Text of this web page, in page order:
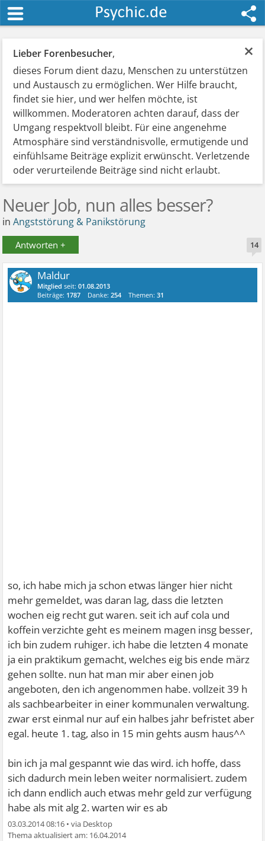
×
Lieber Forenbesucher,
dieses Forum dient dazu, Menschen zu unterstützen
und Austausch zu ermöglichen. Wer Hilfe braucht,
findet sie hier, und wer helfen möchte, ist
willkommen. Moderatoren achten darauf, dass der
Umgang respektvoll bleibt. Für eine angenehme
Atmosphäre sind verständnisvolle, ermutigende und
einfühlsame Beiträge explizit erwünscht. Verletzende
oder verurteilende Beiträge sind nicht erlaubt.
Neuer Job, nun alles besser?
inAngststörung & Panikstörung
Antworten + 14
Maldur
Mitglied seit:01.08.2013
Beiträge: 1787 Danke:254 Themen:31
so, ich habe mich ja schon etwas länger hier nicht
mehr gemeldet, was daran lag, dass die letzten
wochen eig recht gut waren. seit ich auf cola und
koffein verzichte geht es meinem magen insg besser,
ich bin zudem ruhiger. ich habe die letzten 4 monate
ja ein praktikum gemacht, welches eig bis ende märz
gehen sollte. nun hat man mir aber einen job
angeboten, den ich angenommen habe. vollzeit 39 h
als sachbearbeiter in einer kommunalen verwaltung.
zwar erst einmal nur auf ein halbes jahr befristet aber
egal. heute 1. tag, also in 15 min gehts ausm haus^^
bin ich ja mal gespannt wie das wird. ich hoffe, dass
sich dadurch mein leben weiter normalisiert. zudem
ich dann endlich auch etwas mehr geld zur verfügung
habe als mit alg 2. warten wir es ab
03.03.2014 08:16 •
16.04.2014